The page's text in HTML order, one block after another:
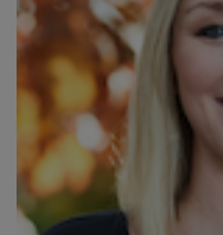
Access
Bars
Bölgeler
Sınıflar
Kolaylaştırıcılar